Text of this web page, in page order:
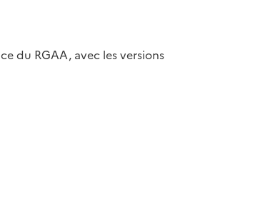
du RGAA, avec les versions